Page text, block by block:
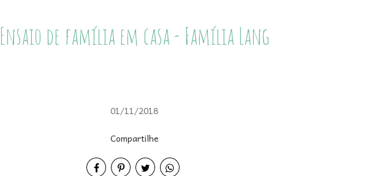
Ensaio de família em casa - Família Lang
01/11/2018
Compartilhe